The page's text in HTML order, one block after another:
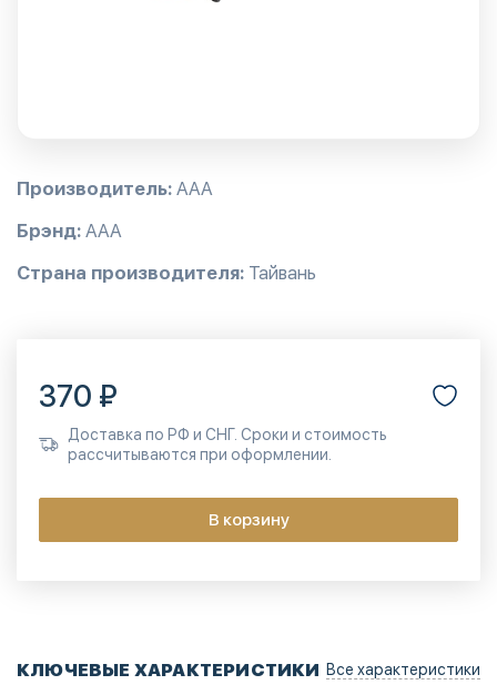
Производитель: AAA
Брэнд: AAA
Страна производителя: Тайвань
370 ₽
Доставка по РФ и СНГ. Сроки и стоимость
рассчитываются при оформлении.
В корзину
КЛЮЧЕВЫЕ ХАРАКТЕРИСТИКИ Все характеристики